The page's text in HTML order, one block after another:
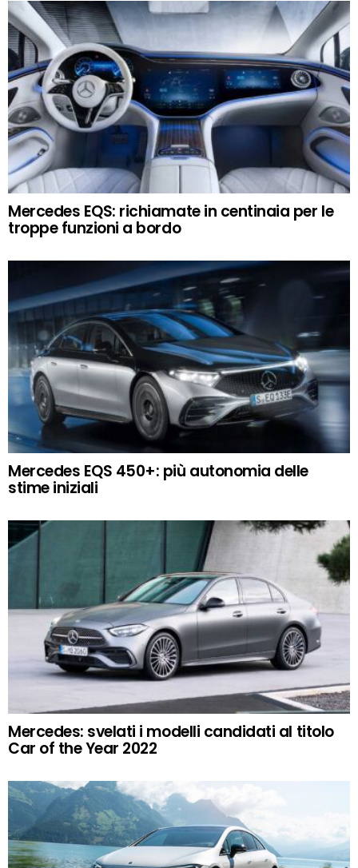
Mercedes EQS: richiamate in centinaia per le
troppe funzioni a bordo
Mercedes EQS 450+: più autonomia delle
stime iniziali
Mercedes: svelati i modelli candidati al titolo
Car of the Year 2022